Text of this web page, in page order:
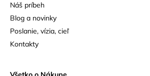
Náš príbeh
Blog a novinky
Poslanie, vízia, cieľ
Kontakty